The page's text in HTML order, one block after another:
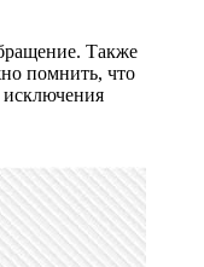
Также
помнить, что
исключения